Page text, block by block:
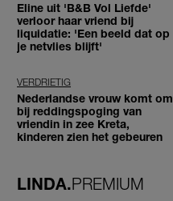
Eline uit 'B&B Vol Liefde'
verloor haar vriend bij
liquidatie: 'Een beeld dat op
je netvlies blijft'
VERDRIETIG
Nederlandse vrouw komt om
bij reddingspoging van
vriendin in zee Kreta,
kinderen zien het gebeuren
LINDA.PREMIUM